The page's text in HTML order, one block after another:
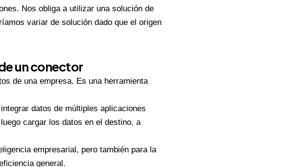
Nos obliga a utilizar una solución de
variar de solución dado que el origen
un conector
de una empresa. Es una herramienta
datos de múltiples aplicaciones
cargar los datos en el destino, a
empresarial, pero también para la
general.